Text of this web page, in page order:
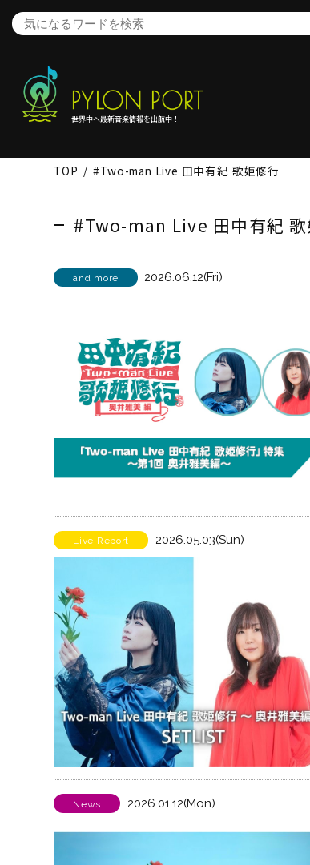
世界中へ最新音楽情報を出航中！
TOP #Two-man Live 田中有紀 歌姫修行
#Two-man Live 田中有紀 歌
and more 2026.06.12(Fri)
Live Report 2026.05.03(Sun)
News 2026.01.12(Mon)